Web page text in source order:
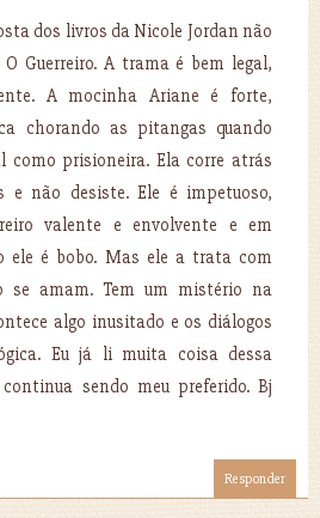
dos livros da Nicole Jordan não
Guerreiro. A trama é bem legal,
A mocinha Ariane é forte,
chorando as pitangas quando
como prisioneira. Ela corre atrás
e não desiste. Ele é impetuoso,
valente e envolvente e em
ele é bobo. Mas ele a trata com
se amam. Tem um mistério na
algo inusitado e os diálogos
Eu já li muita coisa dessa
sendo meu preferido. Bj
Responder